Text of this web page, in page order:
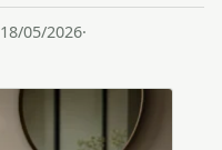
18/05/2026·